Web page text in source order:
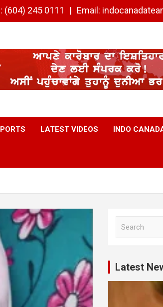
(604) 245 0111 Email:
LATEST VIDEOS INDO
c
h
Latest